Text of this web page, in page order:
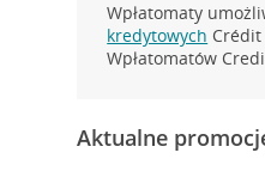
Wpłatomaty
kredytowych
Wpłatomatów
Aktualne